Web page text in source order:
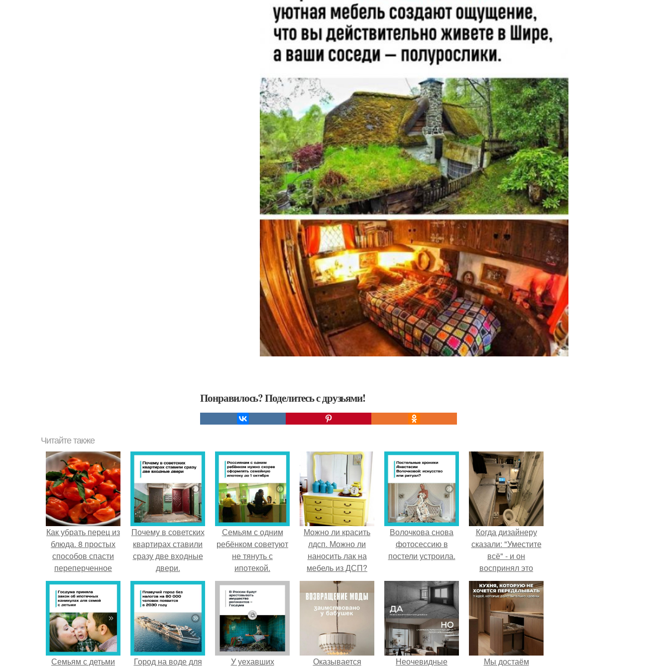
Понравилось? Поделитесь с друзьями!
Читайте также
Как убрать перец из
блюда. 8 простых
способов спасти
переперченное
блюдо
Почему в советских
квартирах ставили
сразу две входные
двери.
Семьям с одним
ребёнком советуют
не тянуть с
ипотекой.
Можно ли красить
лдсп. Можно ли
наносить лак на
мебель из ДСП?
Волочкова снова
фотосессию в
постели устроила.
Когда дизайнеру
сказали: "Уместите
всё" - и он
воспринял это
слишком
буквально.
Семьям с детьми
Город на воде для
У уехавших
Оказывается
Неочевидные
Мы достаём